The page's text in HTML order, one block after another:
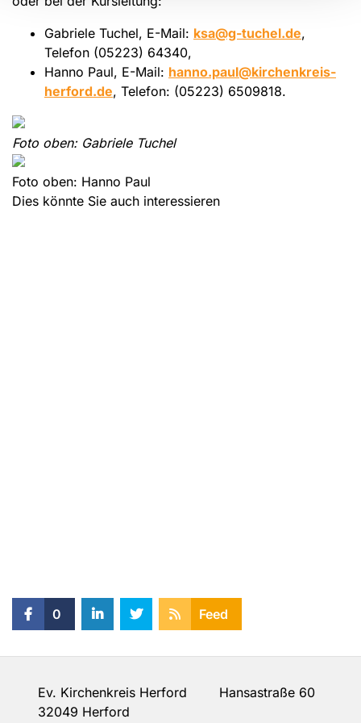
Gabriele Tuchel, E-Mail: ksa@g-tuchel.de,
Telefon (05223) 64340,
Hanno Paul, E-Mail: hanno.paul@kirchenkreis-
herford.de, Telefon: (05223) 6509818.
Foto oben: Gabriele Tuchel
Foto oben: Hanno Paul
Dies könnte Sie auch interessieren
0 Feed
Ev. Kirchenkreis Herford Hansastraße 60
32049 Herford